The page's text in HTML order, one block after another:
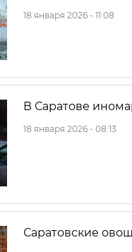
18 января 2026 - 11:08
В Саратове
18 января 2026 - 08:13
Саратовские